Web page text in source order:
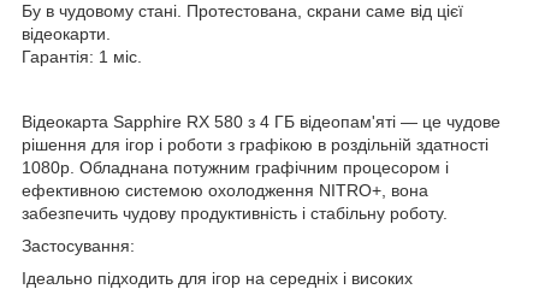
Бу в чудовому стані. Протестована, скрани саме від цієї
відеокарти.
Гарантія: 1 міс.
Відеокарта Sapphire RX 580 з 4 ГБ відеопам'яті — це чудове
рішення для ігор і роботи з графікою в роздільній здатності
1080p. Обладнана потужним графічним процесором і
ефективною системою охолодження NITRO+, вона
забезпечить чудову продуктивність і стабільну роботу.
Застосування:
Ідеально підходить для ігор на середніх і високих